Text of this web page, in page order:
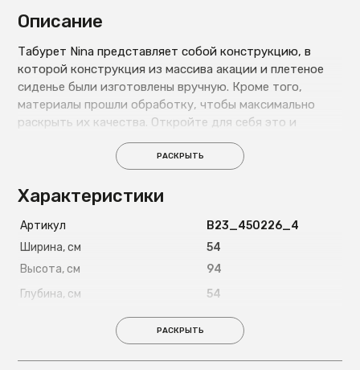
Описание
Табурет Nina представляет собой конструкцию, в
которой конструкция из массива акации и плетеное
сиденье были изготовлены вручную. Кроме того,
материалы прошли обработку, чтобы максимально
раскрыть их качества. Откройте для себя это и
наслаждайтесь уникальным произведением.
РАСКРЫТЬ
Характеристики
Артикул
B23_450226_4
Ширина, см
54
Высота, см
94
Глубина, см
54
7
РАСКРЫТЬ